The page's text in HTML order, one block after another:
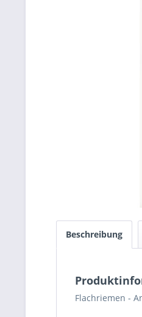
Beschreibung
Flachriemen -